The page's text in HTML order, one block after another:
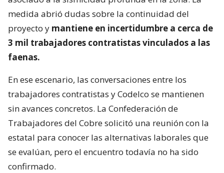
medida abrió dudas sobre la continuidad del
proyecto y mantiene en incertidumbre a cerca de
3 mil trabajadores contratistas vinculados a las
faenas.
En ese escenario, las conversaciones entre los
trabajadores contratistas y Codelco se mantienen
sin avances concretos. La Confederación de
Trabajadores del Cobre solicitó una reunión con la
estatal para conocer las alternativas laborales que
se evalúan, pero el encuentro todavía no ha sido
confirmado.